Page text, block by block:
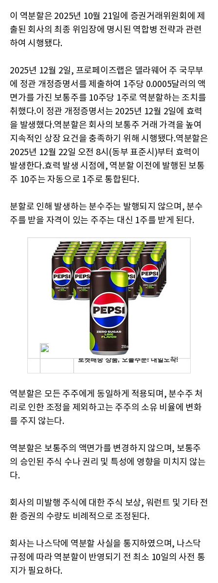
이 역분할은 2025년 10월 21일에 증권거래위원회에 제
출된 회사의 최종 위임장에 명시된 역합병 전략과 관련
하여 시행됐다.
2025년 12월 2일, 프로페이즈랩은 델라웨어 주 국무부
에 정관 개정증명서를 제출하여 1주당 0.0005달러의 액
면가를 가진 보통주를 10주당 1주로 역분할하는 조치를
취했다.이 정관 개정증명서는 2025년 12월 2일에 효력
을 발생했다.역분할은 회사의 보통주 거래 가격을 높여
지속적인 상장 요건을 충족하기 위해 시행됐다.역분할은
2025년 12월 22일 오전 8시(동부 표준시)부터 효력이
발생한다.효력 발생 시점에, 역분할 이전에 발행된 보통
주 10주는 자동으로 1주로 통합된다.
분할로 인해 발생하는 분수주는 발행되지 않으며, 분수
주를 받을 자격이 있는 주주는 대신 1주를 받게 된다.
역분할은 모든 주주에게 동일하게 적용되며, 분수주 처
리로 인한 조정을 제외하고는 주주의 소유 비율에 변화
를 주지 않는다.
역분할은 보통주의 액면가를 변경하지 않으며, 보통주
의 승인된 주식 수나 권리 및 특성에 영향을 미치지 않는
다.
회사의 미발행 주식에 대한 주식 보상, 워런트 및 기타 전
환 증권의 수량도 비례적으로 조정된다.
회사는 나스닥에 역분할 사실을 통지하였으며, 나스닥
규정에 따라 역분할이 반영되기 전 최소 10일의 사전 통
지가 필요하다.